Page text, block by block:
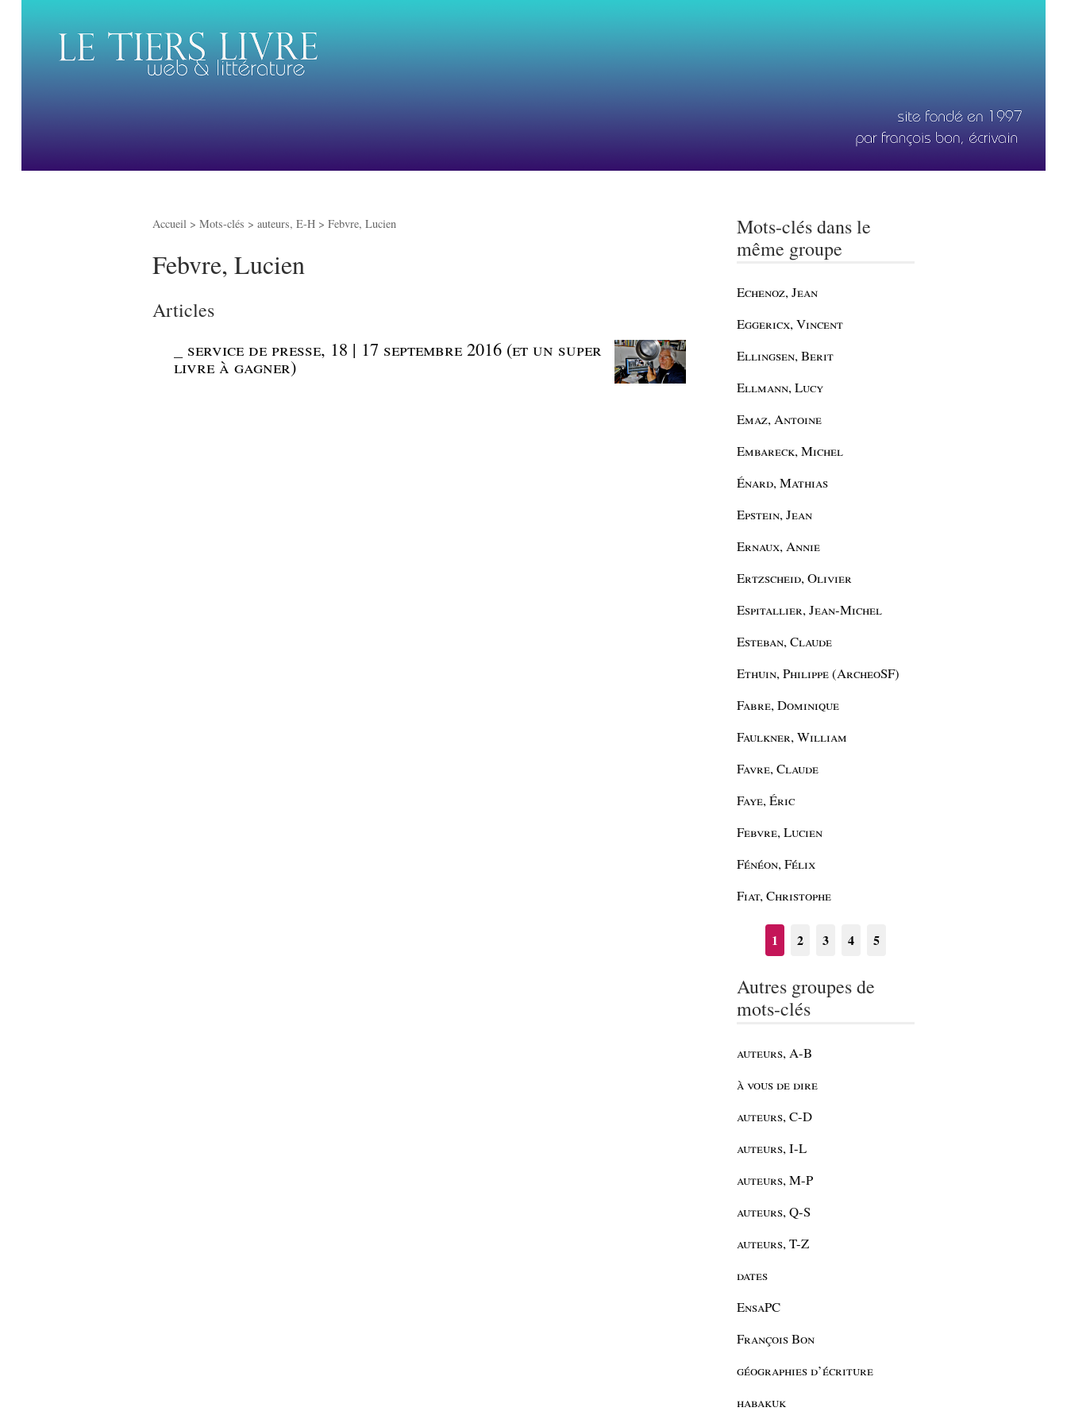
Accueil > Mots-clés > auteurs, E-H > Febvre, Lucien
Febvre, Lucien
Articles
service de presse, 18 | 17 septembre 2016 (et un super
livre à gagner)
Mots-clés dans le
même groupe
Echenoz, Jean
Eggericx, Vincent
Ellingsen, Berit
Ellmann, Lucy
Emaz, Antoine
Embareck, Michel
Énard, Mathias
Epstein, Jean
Ernaux, Annie
Ertzscheid, Olivier
Espitallier, Jean-Michel
Esteban, Claude
Ethuin, Philippe (ArcheoSF)
Fabre, Dominique
Faulkner, William
Favre, Claude
Faye, Éric
Febvre, Lucien
Fénéon, Félix
Fiat, Christophe
1 2 3 4 5
Autres groupes de
mots-clés
auteurs, A-B
à vous de dire
auteurs, C-D
auteurs, I-L
auteurs, M-P
auteurs, Q-S
auteurs, T-Z
dates
EnsaPC
François Bon
géographies d’écriture
habakuk